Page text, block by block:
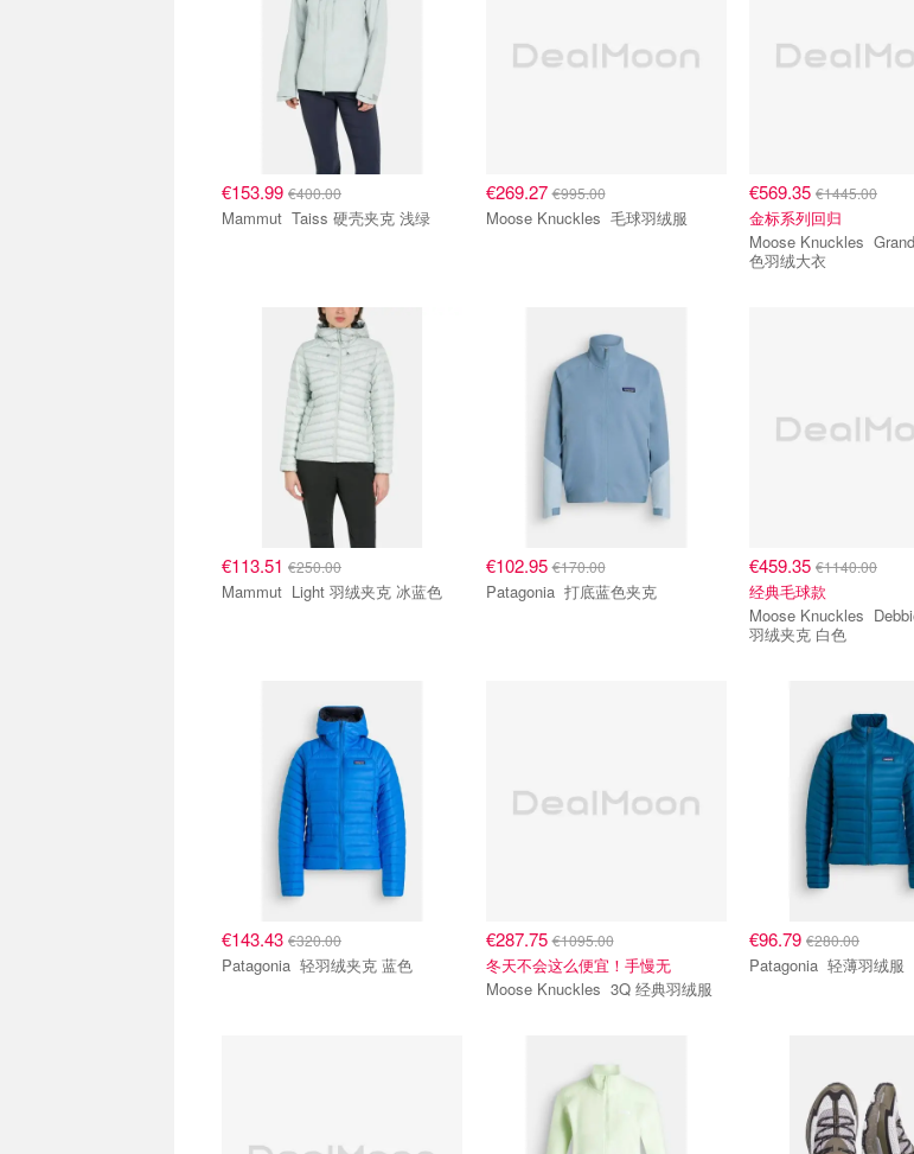
€153.99 €400.00
Mammut Taiss 硬壳夹克 浅绿
€269.27€995.00
Moose Knuckles 毛球羽绒服
€569.35 €1445.00
金标系列回归
Moose Knuckles Grand Metis 白
色羽绒大衣
€113.51 €250.00
Mammut Light 羽绒夹克 冰蓝色
€102.95€170.00
Patagonia 打底蓝色夹克
€459.35 €1140.00
经典毛球款
Moose Knuckles Debbie Bomber
羽绒夹克 白色
€143.43 €320.00
Patagonia 轻羽绒夹克 蓝色
€287.75€1095.00
冬天不会这么便宜！手慢无
Moose Knuckles 3Q 经典羽绒服
€96.79 €280.00
Patagonia 轻薄羽绒服